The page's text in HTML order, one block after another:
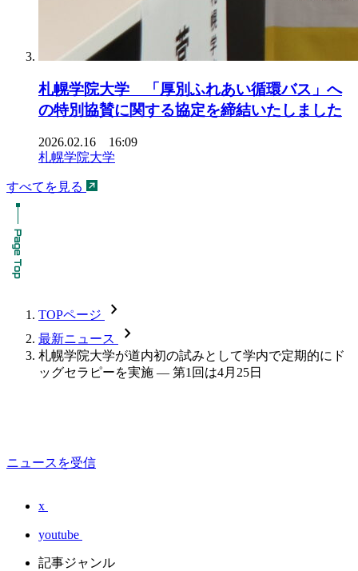
札幌学院大学 「厚別ふれあい循環バス」へ
の特別協賛に関する協定を締結いたしました
2026.02.16 16:09
札幌学院大学
すべてを見る
TOPページ chevron_forward
最新ニュース chevron_forward
札幌学院大学が道内初の試みとして学内で定期的にド
ッグセラピーを実施 — 第1回は4月25日
ニュースを受信
x
youtube
記事ジャンル